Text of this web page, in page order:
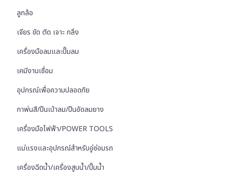
ลูกล้อ
เจียร ขัด ตัด เจาะ กลึง
เครื่องมือลมและปั๊มลม
เคมีงานเชื่อม
อุปกรณ์เพื่อความปลอดภัย
กาพ่นสี/ปืนเป่าลม/ปืนอัดลมยาง
เครื่องมือไฟฟ้า/POWER TOOLS
แม่แรงและอุปกรณ์สำหรับอู่ซ่อมรถ
เครื่องฉีดน้ำ/เครื่องสูบน้ำ/ปั๊มน้ำ